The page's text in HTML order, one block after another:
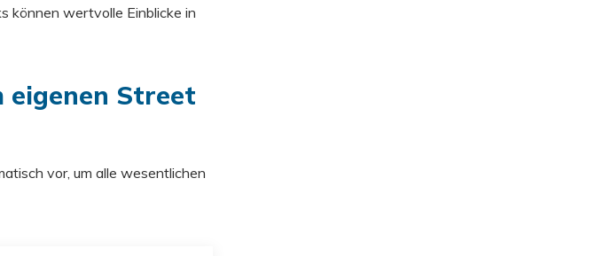
können wertvolle Einblicke in
eigenen Street
vor, um alle wesentlichen